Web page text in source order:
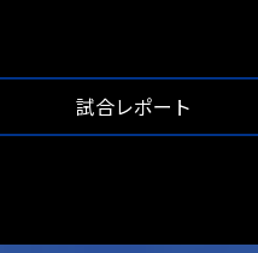
試合レポート